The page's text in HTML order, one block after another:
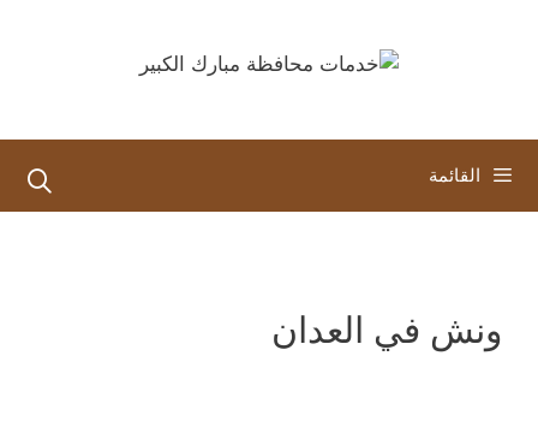
القائمة
ونش في العدان